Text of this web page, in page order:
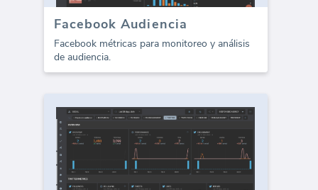
Facebook Audiencia
Facebook métricas para monitoreo y análisis
de audiencia.